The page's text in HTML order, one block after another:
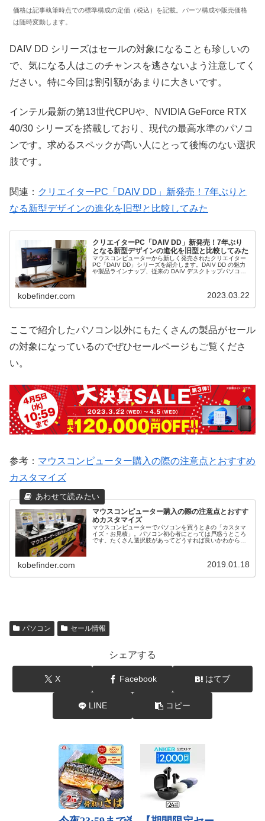
価格は記事執筆時点での標準構成の定価（税込）を記載。パーツ構成や販売価格
は随時変動します。
DAIV DD シリーズはセールの対象になることも珍しいの
で、気になる人はこのチャンスを逃さないよう注意してく
ださい。特に今回は割引額があまりに大きいです。
インテル最新の第13世代CPUや、NVIDIA GeForce RTX
40/30 シリーズを搭載しており、現代の最高水準のパソコ
ンです。求めるスペックが高い人にとって後悔のない選択
肢です。
関連： クリエイターPC「DAIV DD」新発売！7年ぶりと
なる新型デザインの進化を旧型と比較してみた
クリエイターPC「DAIV DD」新発売！7年ぶり
となる新型デザインの進化を旧型と比較してみた
マウスコンピューターから新しく発売されたクリエイター
PC「DAIV DD」シリーズを紹介します。DAIV DD の魅力
や製品ラインナップ、従来の DAIV デスクトップパソコン
kobefinder.com 2023.03.22
ここで紹介したパソコン以外にもたくさんの製品がセール
の対象になっているのでぜひセールページもご覧くださ
い。
参考： マウスコンピューター購入の際の注意点とおすすめ
カスタマイズ
マウスコンピューター購入の際の注意点とおすす
めカスタマイズ
マウスコンピューターでパソコンを買うときの「カスタマ
イズ・お見積」。パソコン初心者にとっては戸惑うところ
です。たくさん選択肢があってどうすれば良いかわからな
kobefinder.com 2019.01.18
パソコン セール情報
シェアする
X Facebook はてブ
LINE コピー